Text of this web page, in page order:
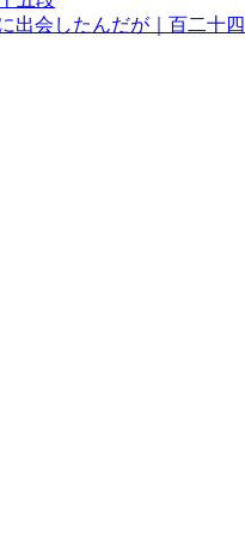
出会したんだが｜百二十